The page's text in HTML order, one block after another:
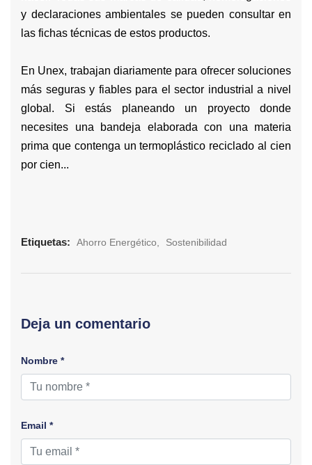
y declaraciones ambientales se pueden consultar en
las fichas técnicas de estos productos.
En Unex, trabajan diariamente para ofrecer soluciones
más seguras y fiables para el sector industrial a nivel
global. Si estás planeando un proyecto donde
necesites una bandeja elaborada con una materia
prima que contenga un termoplástico reciclado al cien
por cien...
Etiquetas: Ahorro Energético Sostenibilidad
Deja un comentario
Nombre *
Email *